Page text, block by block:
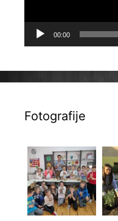
00:00
Fotografije